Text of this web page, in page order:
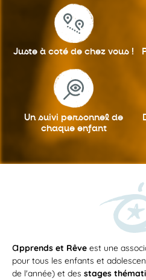
Juste à coté de chez vous !
Un suivi personnel de
chaque enfant
apprends et Rêve est une
pour tous les enfants et
de l'année) et des stages